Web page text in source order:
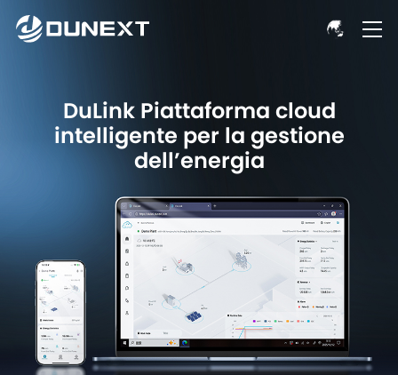
DuLink Piattaforma cloud
intelligente per la gestione
dell’energia